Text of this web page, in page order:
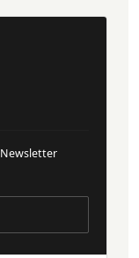
Newsletter